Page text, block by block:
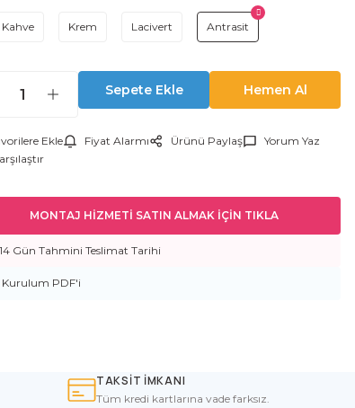
Kahve Krem Lacivert Antrasit
Sepete Ekle Hemen Al
Fiyat Alarmı Ürünü Paylaş
Yorum Yaz
MONTAJ HİZMETİ SATIN ALMAK İÇİN TIKLA
14 Gün Tahmini Teslimat Tarihi
Kurulum PDF'i
TAKSİT İMKANI
Tüm kredi kartlarına vade farksız.